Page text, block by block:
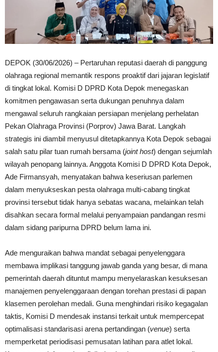
DEPOK (30/06/2026) – Pertaruhan reputasi daerah di panggung
olahraga regional memantik respons proaktif dari jajaran legislatif
di tingkat lokal. Komisi D DPRD Kota Depok menegaskan
komitmen pengawasan serta dukungan penuhnya dalam
mengawal seluruh rangkaian persiapan menjelang perhelatan
Pekan Olahraga Provinsi (Porprov) Jawa Barat. Langkah
strategis ini diambil menyusul ditetapkannya Kota Depok sebagai
salah satu pilar tuan rumah bersama (joint host) dengan sejumlah
wilayah penopang lainnya. Anggota Komisi D DPRD Kota Depok,
Ade Firmansyah, menyatakan bahwa keseriusan parlemen
dalam menyukseskan pesta olahraga multi-cabang tingkat
provinsi tersebut tidak hanya sebatas wacana, melainkan telah
disahkan secara formal melalui penyampaian pandangan resmi
dalam sidang paripurna DPRD belum lama ini.
Ade menguraikan bahwa mandat sebagai penyelenggara
membawa implikasi tanggung jawab ganda yang besar, di mana
pemerintah daerah dituntut mampu menyelaraskan kesuksesan
manajemen penyelenggaraan dengan torehan prestasi di papan
klasemen perolehan medali. Guna menghindari risiko kegagalan
taktis, Komisi D mendesak instansi terkait untuk mempercepat
optimalisasi standarisasi arena pertandingan (venue) serta
memperketat periodisasi pemusatan latihan para atlet lokal.